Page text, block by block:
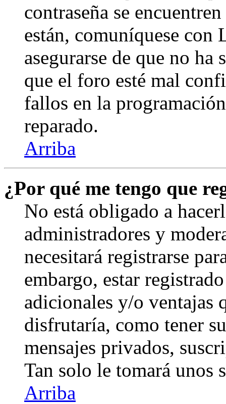
contraseña se
están, comuníquese
asegurarse de que no
que el foro esté mal
fallos en la
reparado.
Arriba
¿Por qué me tengo que
No está obligado a
administradores y
necesitará registrarse
embargo, estar
adicionales y/o ventajas
disfrutaría, como tener
mensajes privados,
Tan solo le tomará unos
Arriba